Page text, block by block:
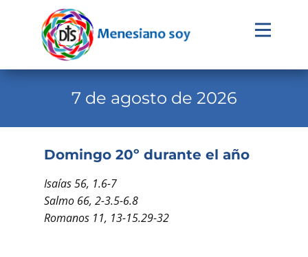
Evangelio
Familia Menesiana
Pastoral Vocacional
7 de agosto de 2026
Domingo 20º durante el año
Isaías 56, 1.6-7
Salmo 66, 2-3.5-6.8
Romanos 11, 13-15.29-32